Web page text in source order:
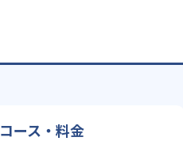
コース・料金